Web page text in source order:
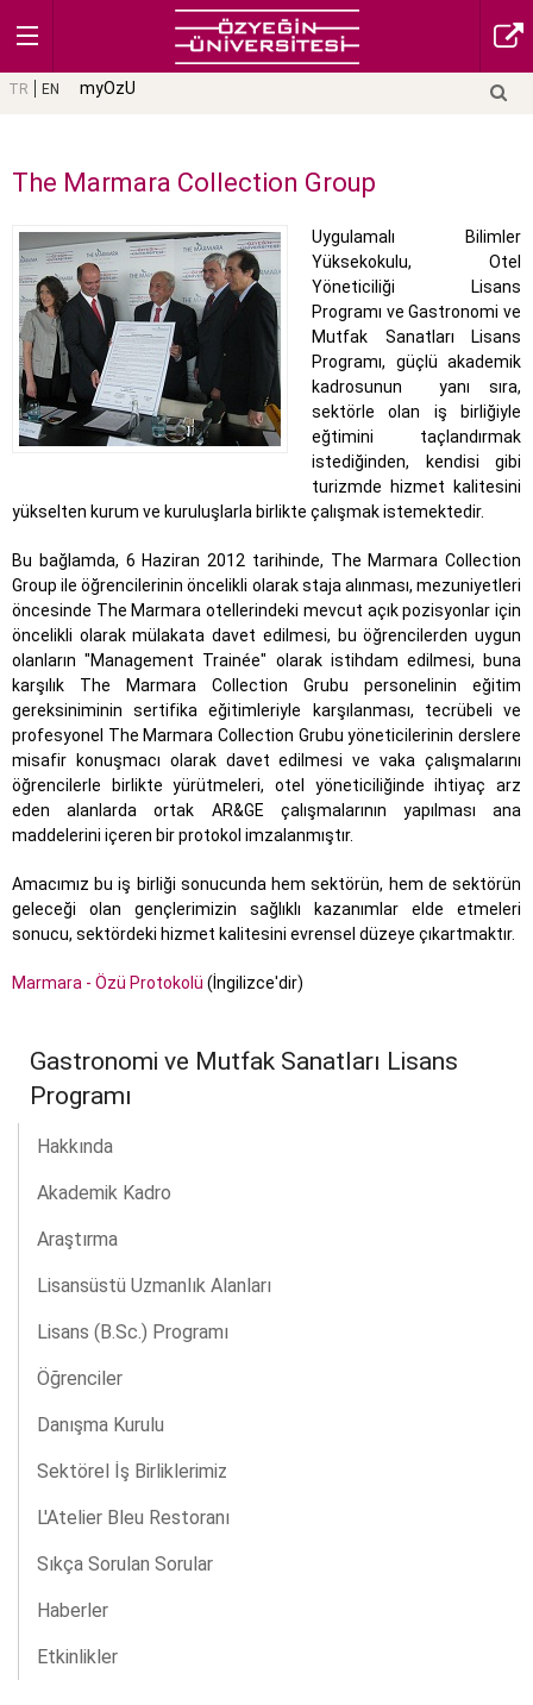
TR EN myOzU
The Marmara Collection Group
Uygulamalı Bilimler
Yüksekokulu, Otel
Yöneticiliği Lisans
Programı ve Gastronomi ve
Mutfak Sanatları Lisans
Programı, güçlü akademik
kadrosunun yanı sıra,
sektörle olan iş birliğiyle
eğtimini taçlandırmak
istediğinden, kendisi gibi
turizmde hizmet kalitesini
yükselten kurum ve kuruluşlarla birlikte çalışmak istemektedir.
Bu bağlamda, 6 Haziran 2012 tarihinde, The Marmara Collection
Group ile öğrencilerinin öncelikli olarak staja alınması, mezuniyetleri
öncesinde The Marmara otellerindeki mevcut açık pozisyonlar için
öncelikli olarak mülakata davet edilmesi, bu öğrencilerden uygun
olanların "Management Trainée" olarak istihdam edilmesi, buna
karşılık The Marmara Collection Grubu personelinin eğitim
gereksiniminin sertifika eğitimleriyle karşılanması, tecrübeli ve
profesyonel The Marmara Collection Grubu yöneticilerinin derslere
misafir konuşmacı olarak davet edilmesi ve vaka çalışmalarını
öğrencilerle birlikte yürütmeleri, otel yöneticiliğinde ihtiyaç arz
eden alanlarda ortak AR&GE çalışmalarının yapılması ana
maddelerini içeren bir protokol imzalanmıştır.
Amacımız bu iş birliği sonucunda hem sektörün, hem de sektörün
geleceği olan gençlerimizin sağlıklı kazanımlar elde etmeleri
sonucu, sektördeki hizmet kalitesini evrensel düzeye çıkartmaktır.
Marmara - Özü Protokolü (İngilizce'dir)
Gastronomi ve Mutfak Sanatları Lisans
Programı
Hakkında
Akademik Kadro
Araştırma
Lisansüstü Uzmanlık Alanları
Lisans (B.Sc.) Programı
Öğrenciler
Danışma Kurulu
Sektörel İş Birliklerimiz
L'Atelier Bleu Restoranı
Sıkça Sorulan Sorular
Haberler
Etkinlikler